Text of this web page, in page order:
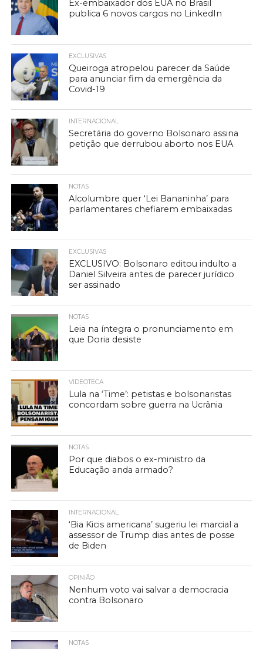
Ex-embaixador dos EUA no Brasil
publica 6 novos cargos no LinkedIn
EXCLUSIVAS
Queiroga atropelou parecer da Saúde
para anunciar fim da emergência da
Covid-19
INTERNACIONAL
Secretária do governo Bolsonaro assina
petição que derrubou aborto nos EUA
NOTAS
Alcolumbre quer ‘Lei Bananinha’ para
parlamentares chefiarem embaixadas
EXCLUSIVAS
EXCLUSIVO: Bolsonaro editou indulto a
Daniel Silveira antes de parecer jurídico
ser assinado
NOTAS
Leia na íntegra o pronunciamento em
que Doria desiste
VIDEOTECA
Lula na ‘Time’: petistas e bolsonaristas
concordam sobre guerra na Ucrânia
NOTAS
Por que diabos o ex-ministro da
Educação anda armado?
INTERNACIONAL
‘Bia Kicis americana’ sugeriu lei marcial a
assessor de Trump dias antes de posse
de Biden
OPINIÃO
Nenhum voto vai salvar a democracia
contra Bolsonaro
NOTAS